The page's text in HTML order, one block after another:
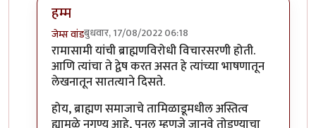
हम्म
जेम्स वांडबुधवार, 17/08/2022 06:18
In reply toनास्तिक पेरियार पुतळ्यावर केलेल्या टिप्पणी:
रामासामी यांची ब्राह्मणविरोधी विचारसरणी होती.
आणि त्यांचा ते द्वेष करत असत हे त्यांच्या भाषणातून
लेखनातून सातत्याने दिसते.
होय, ब्राह्मण समाजाचे तामिळाडूमधील अस्तित्व